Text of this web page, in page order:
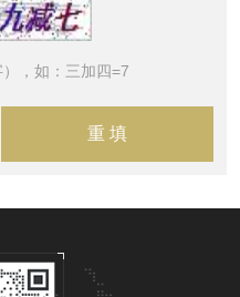
，如：三加四=7